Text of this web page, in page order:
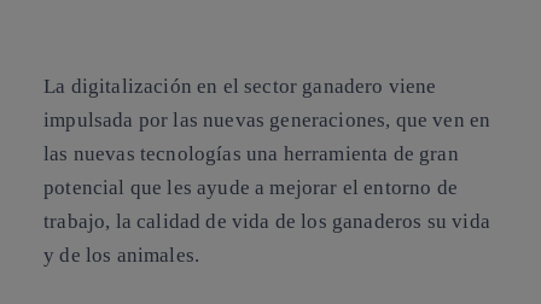
La digitalización en el sector ganadero viene
impulsada por las nuevas generaciones, que ven en
las nuevas tecnologías una herramienta de gran
potencial que les ayude a mejorar el entorno de
trabajo, la calidad de vida de los ganaderos su vida
y de los animales.